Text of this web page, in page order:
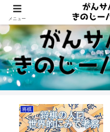
Dreams
将棋
メニュー